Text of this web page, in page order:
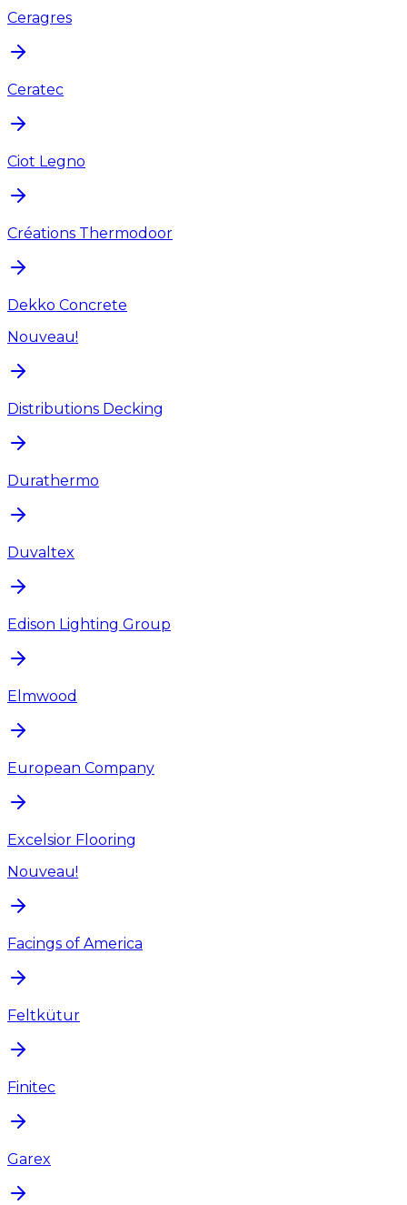
Ceragres
Ceratec
Ciot Legno
Créations Thermodoor
Dekko Concrete
Nouveau!
Distributions Decking
Durathermo
Duvaltex
Edison Lighting Group
Elmwood
European Company
Excelsior Flooring
Nouveau!
Facings of America
Feltkütur
Finitec
Garex